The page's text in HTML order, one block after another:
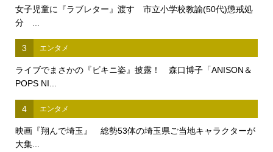
女子児童に『ラブレター』渡す 市立小学校教諭(50代)懲戒処
分 ...
3 エンタメ
ライブでまさかの『ビキニ姿』披露！ 森口博子「ANISON＆
POPS NI...
4 エンタメ
映画『翔んで埼玉』 総勢53体の埼玉県ご当地キャラクターが
大集...